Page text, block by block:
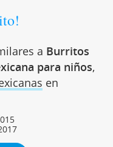
a Burritos
para niños,
en